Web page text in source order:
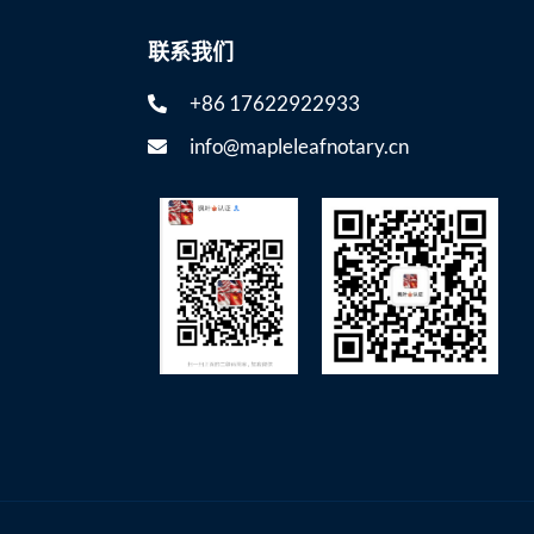
联系我们
+86 17622922933
info@mapleleafnotary.cn